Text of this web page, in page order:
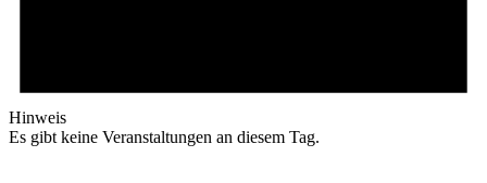
Hinweis
Es gibt keine Veranstaltungen an diesem Tag.